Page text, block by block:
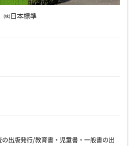
㈱日本標準
出版発行/教育書・児童書・一般書の出